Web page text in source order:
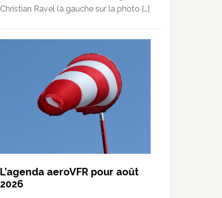
Christian Ravel (à gauche sur la photo […]
L’agenda aeroVFR pour août
2026